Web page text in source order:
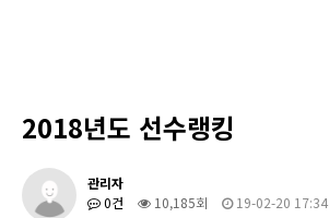
2018년도 선수랭킹
관리자
0건
10,185회 19-02-20 17:34